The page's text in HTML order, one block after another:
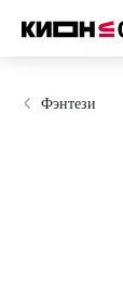
Фэнтези